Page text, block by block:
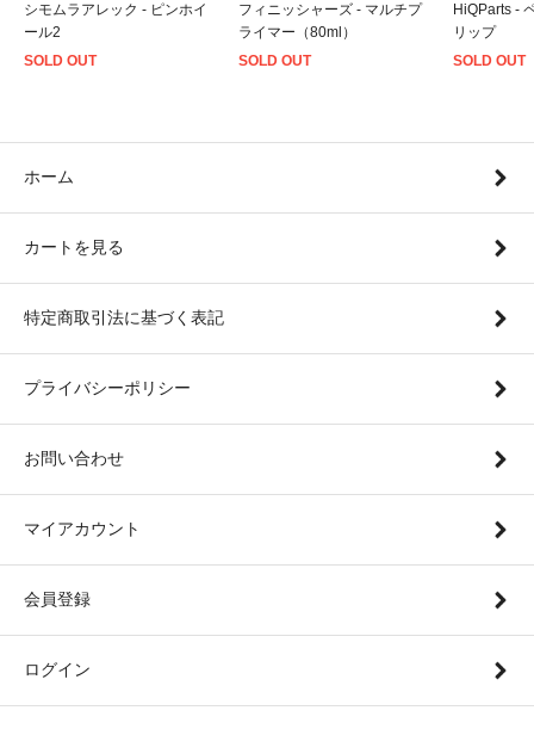
シモムラアレック - ピンホイ
ール2
SOLD OUT
フィニッシャーズ - マルチプ
ライマー（80ml）
SOLD OUT
HiQParts -
リップ
SOLD OUT
ホーム
カートを見る
特定商取引法に基づく表記
プライバシーポリシー
お問い合わせ
マイアカウント
会員登録
ログイン